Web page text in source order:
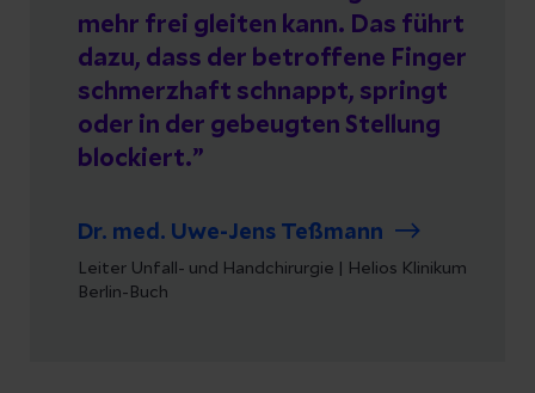
Leiter Unfall- und Handchirurgie | Helios Klinikum
Berlin-Buch
mehr frei gleiten kann. Das führt
dazu, dass der betroffene Finger
schmerzhaft schnappt, springt
oder in der gebeugten Stellung
blockiert.
Dr. med. Uwe-Jens Teßmann